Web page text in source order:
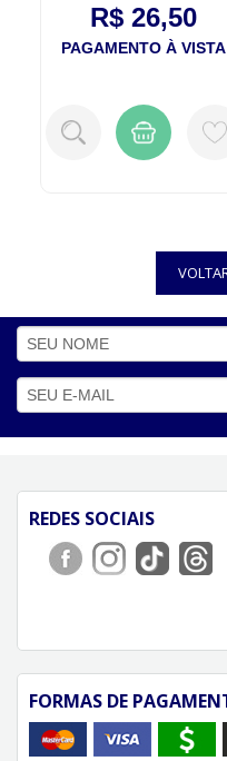
R$ 26,50
PAGAMENTO À VISTA
REDES SOCIAIS
FORMAS DE